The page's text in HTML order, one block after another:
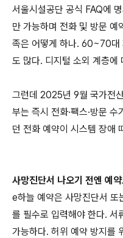
서울시설공단 공식 FAQ에
만 가능하며 전화 및 방문 예
족은 어떻게 하나. 60~70대
도 많다. 디지털 소외 계층에
그런데 2025년 9월 국가전
부는 즉시 전화·팩스·방문
던 전화 예약이 시스템 장애
사망진단서 나오기 전엔 예
e하늘 예약은 사망진단서 또
를 필수로 입력해야 한다. 서
가능하다. 허위 예약 방지를